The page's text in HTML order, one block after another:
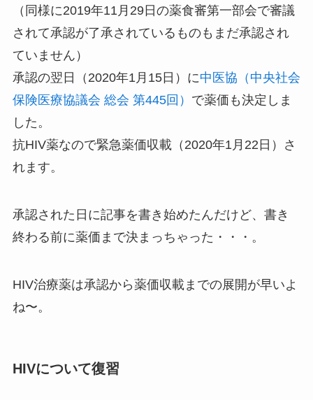
（同様に2019年11月29日の薬食審第一部会で審議
されて承認が了承されているものもまだ承認され
ていません）
承認の翌日（2020年1月15日）に中医協（中央社会
保険医療協議会 総会 第445回） で薬価も決定しま
した。
抗HIV薬なので緊急薬価収載（2020年1月22日）さ
れます。
承認された日に記事を書き始めたんだけど、書き
終わる前に薬価まで決まっちゃった・・・。
HIV治療薬は承認から薬価収載までの展開が早いよ
ね〜。
HIVについて復習